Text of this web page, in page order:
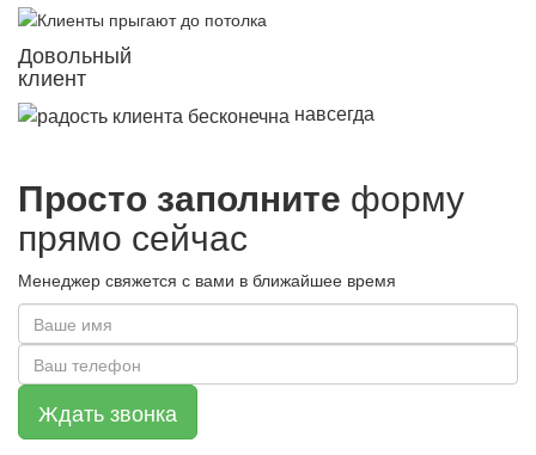
Довольный
клиент
навсегда
Просто заполните форму
прямо сейчас
Менеджер свяжется с вами в ближайшее время